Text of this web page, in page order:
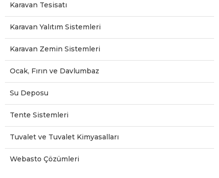
Karavan Tesisatı
Karavan Yalıtım Sistemleri
Karavan Zemin Sistemleri
Ocak, Fırın ve Davlumbaz
Su Deposu
Tente Sistemleri
Tuvalet ve Tuvalet Kimyasalları
Webasto Çözümleri